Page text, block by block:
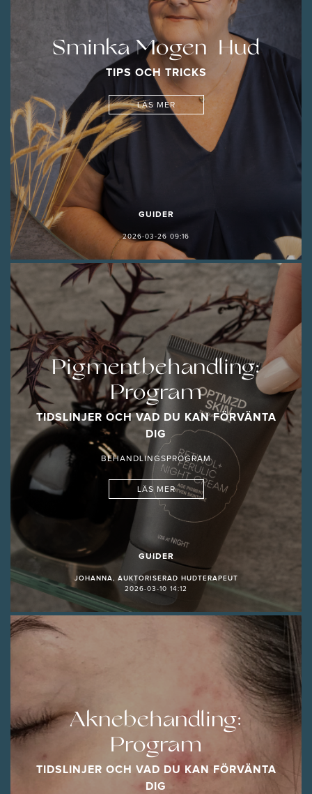
Sminka Mogen Hud
TIPS OCH TRICKS
LÄS MER
GUIDER
2026-03-26 09:16
Pigmentbehandling:
Program
TIDSLINJER OCH VAD DU KAN FÖRVÄNTA
DIG
BEHANDLINGSPROGRAM
LÄS MER
GUIDER
JOHANNA, AUKTORISERAD HUDTERAPEUT
2026-03-10 14:12
Aknebehandling:
Program
TIDSLINJER OCH VAD DU KAN FÖRVÄNTA
DIG